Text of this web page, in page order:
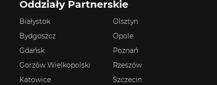
Oddziały Partnerskie
Białystok
Bydgoszcz
Gdańsk
Gorzów Wielkopolski
Katowice
Olsztyn
Opole
Poznań
Rzeszów
Szczecin